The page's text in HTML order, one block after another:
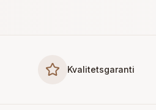
Kvalitetsgaranti